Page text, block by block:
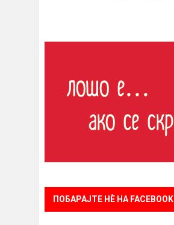
ПОБАРАЈТЕ НÈ НА FACEBOOK